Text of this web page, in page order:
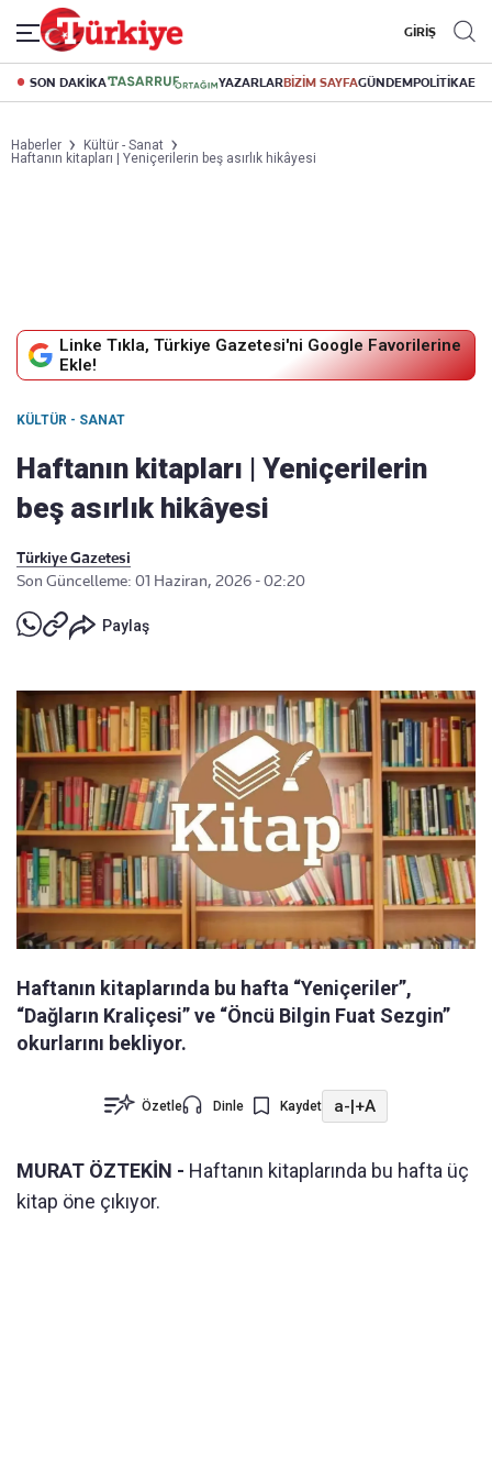
GİRİŞ
SON DAKİKA YAZARLARBİZİM SAYFAGÜNDEMPOLİTİKA
Haberler
Kültür - Sanat
Haftanın kitapları | Yeniçerilerin beş asırlık hikâyesi
Linke Tıkla, Türkiye Gazetesi'ni Google Favorilerine
Ekle!
KÜLTÜR - SANAT
Haftanın kitapları | Yeniçerilerin
beş asırlık hikâyesi
Türkiye Gazetesi
Son Güncelleme: 01 Haziran, 2026 - 02:20
Paylaş
Haftanın kitaplarında bu hafta “Yeniçeriler”,
“Dağların Kraliçesi” ve “Öncü Bilgin Fuat Sezgin”
okurlarını bekliyor.
Özetle Dinle Kaydet a-|+A
MURAT ÖZTEKİN - Haftanın kitaplarında bu hafta üç
kitap öne çıkıyor.